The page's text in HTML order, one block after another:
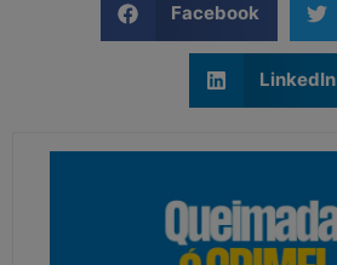
Facebook
LinkedIn